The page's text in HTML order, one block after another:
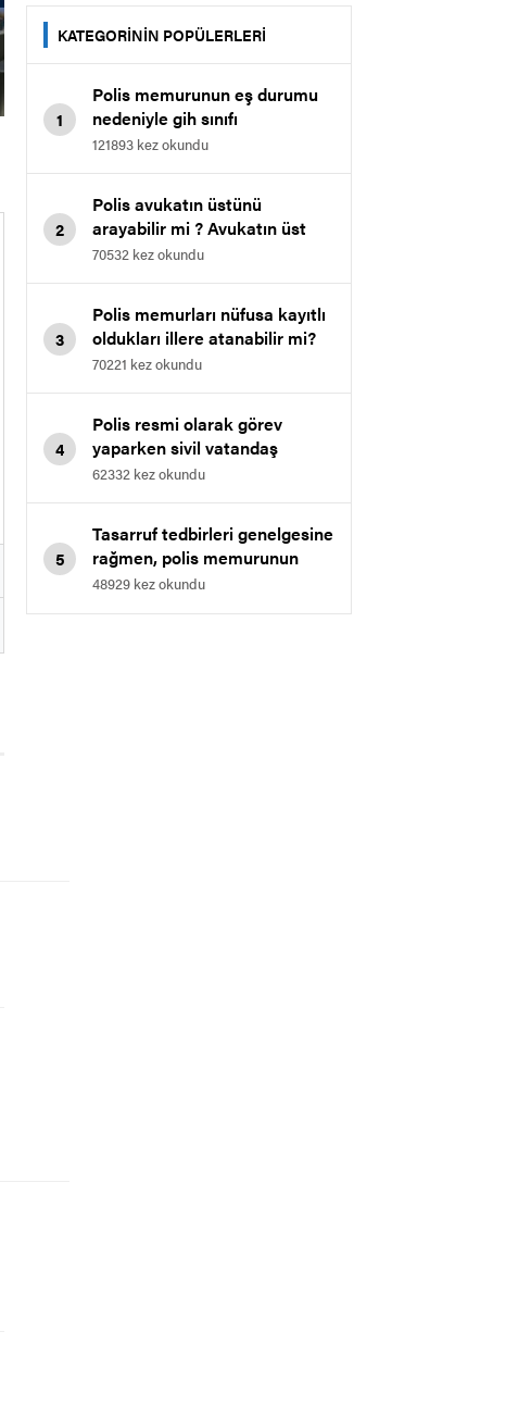
KATEGORİNİN POPÜLERLERİ
1
Polis memurunun eş durumu
nedeniyle gih sınıfı
memurluğuna geçmesi.
121893 kez okundu
2
Polis avukatın üstünü
arayabilir mi ? Avukatın üst
araması.
70532 kez okundu
3
Polis memurları nüfusa kayıtlı
oldukları illere atanabilir mi?
70221 kez okundu
4
Polis resmi olarak görev
yaparken sivil vatandaş
polisten kimliğini göstermesini
62332 kez okundu
5
Tasarruf tedbirleri genelgesine
rağmen, polis memurunun
derece kademesi 3 ün 1 ine
48929 kez okundu